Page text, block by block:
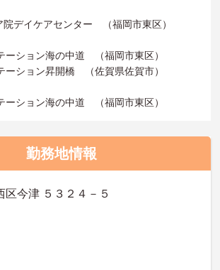
デイケアセンター （福岡市東区）
ーション海の中道 （福岡市東区）
ーション昇開橋 （佐賀県佐賀市）
ーション海の中道 （福岡市東区）
勤務地情報
区今津 ５３２４－５